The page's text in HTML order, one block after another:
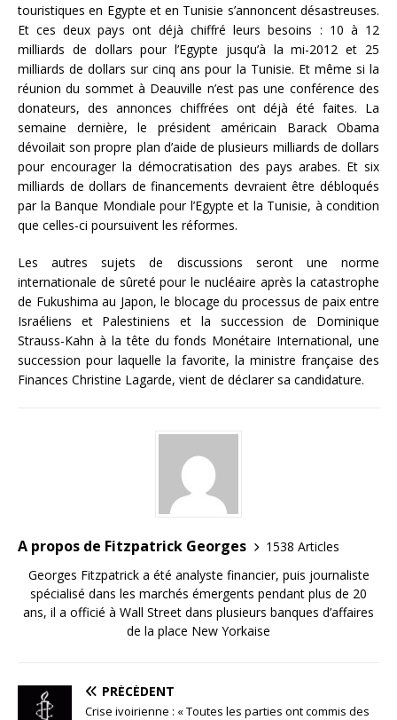
touristiques en Egypte et en Tunisie s’annoncent désastreuses.
Et ces deux pays ont déjà chiffré leurs besoins : 10 à 12
milliards de dollars pour l’Egypte jusqu’à la mi-2012 et 25
milliards de dollars sur cinq ans pour la Tunisie. Et même si la
réunion du sommet à Deauville n’est pas une conférence des
donateurs, des annonces chiffrées ont déjà été faites. La
semaine dernière, le président américain Barack Obama
dévoilait son propre plan d’aide de plusieurs milliards de dollars
pour encourager la démocratisation des pays arabes. Et six
milliards de dollars de financements devraient être débloqués
par la Banque Mondiale pour l’Egypte et la Tunisie, à condition
que celles-ci poursuivent les réformes.
Les autres sujets de discussions seront une norme
internationale de sûreté pour le nucléaire après la catastrophe
de Fukushima au Japon, le blocage du processus de paix entre
Israéliens et Palestiniens et la succession de Dominique
Strauss-Kahn à la tête du fonds Monétaire International, une
succession pour laquelle la favorite, la ministre française des
Finances Christine Lagarde, vient de déclarer sa candidature.
A propos de Fitzpatrick Georges
1538 Articles
Georges Fitzpatrick a été analyste financier, puis journaliste
spécialisé dans les marchés émergents pendant plus de 20
ans, il a officié à Wall Street dans plusieurs banques d’affaires
de la place New Yorkaise
PRÉCÉDENT
Crise ivoirienne : « Toutes les parties ont commis des